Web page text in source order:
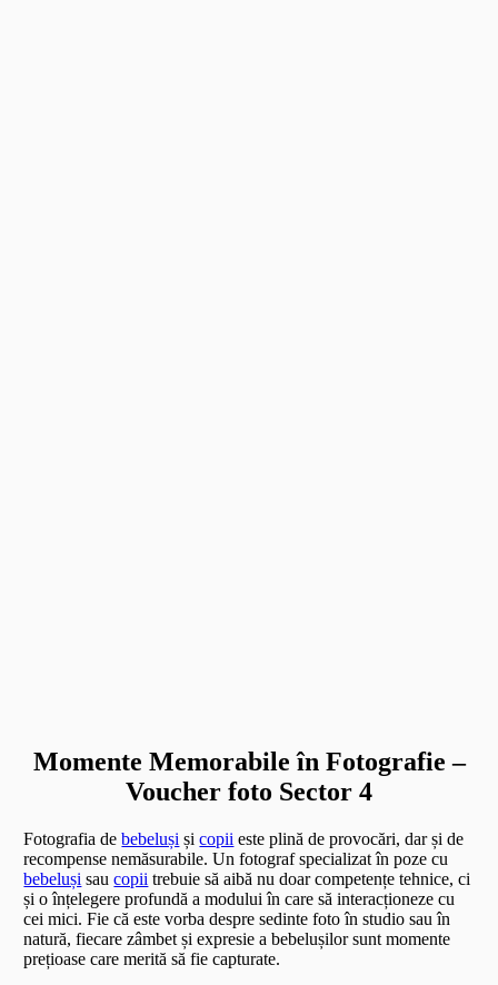
Momente Memorabile în Fotografie –
Voucher foto Sector 4
Fotografia debebeluși șicopii este plină de provocări, dar și de
recompense nemăsurabile. Un fotograf specializat în poze cu
bebeluși saucopii trebuie să aibă nu doar competențe tehnice, ci
și o înțelegere profundă a modului în care să interacționeze cu
cei mici. Fie că este vorba despre sedinte foto în studio sau în
natură, fiecare zâmbet și expresie a bebelușilor sunt momente
prețioase care merită să fie capturate.